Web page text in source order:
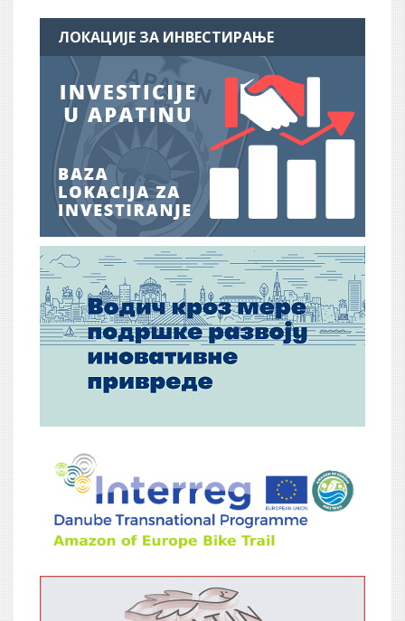
ЛОКАЦИЈЕ ЗА ИНВЕСТИРАЊЕ